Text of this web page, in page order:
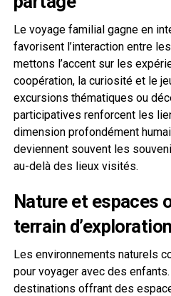
Le voyage familial gagne en
favorisent l’interaction entre
mettons l’accent sur les
coopération, la curiosité et le
excursions thématiques ou
participatives renforcent les
dimension profondément
deviennent souvent les
au-delà des lieux visités.
Nature et espaces
terrain d’exploration
Les environnements naturels
pour voyager avec des
destinations offrant des